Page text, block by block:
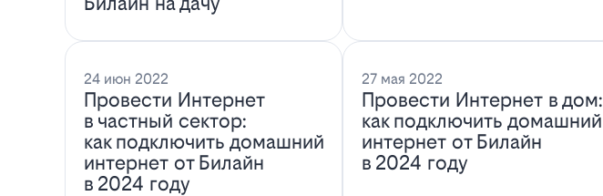
24 июн 2022
Провести Интернет
в частный сектор:
как подключить домашний
интернет от Билайн
в 2024 году
27 мая 2022
Провести Интернет в дом:
как подключить домашний
интернет от Билайн
в 2024 году